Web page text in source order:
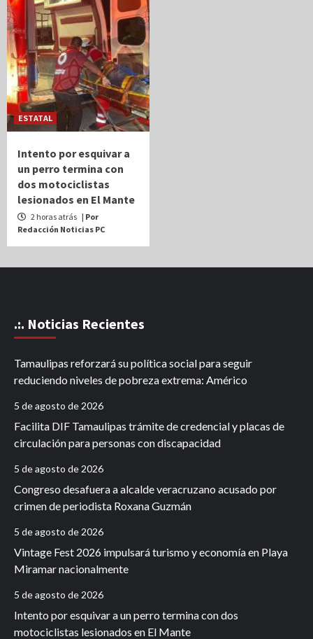
ESTATAL
Intento por esquivar a
un perro termina con
dos motociclistas
lesionados en El Mante
2 horas atrás | Por
Redacción Noticias PC
.:. Noticias Recientes
Tamaulipas reforzará su política social para seguir
reduciendo niveles de pobreza extrema: Américo
5 de agosto de 2026
Facilita DIF Tamaulipas trámite de credencial y placas de
circulación para personas con discapacidad
5 de agosto de 2026
Congreso desafuera a alcalde veracruzano acusado por
crimen de periodista Roxana Guzmán
5 de agosto de 2026
Vintage Fest 2026 impulsará turismo y economía en Playa
Miramar nacionalmente
5 de agosto de 2026
Intento por esquivar a un perro termina con dos
motociclistas lesionados en El Mante